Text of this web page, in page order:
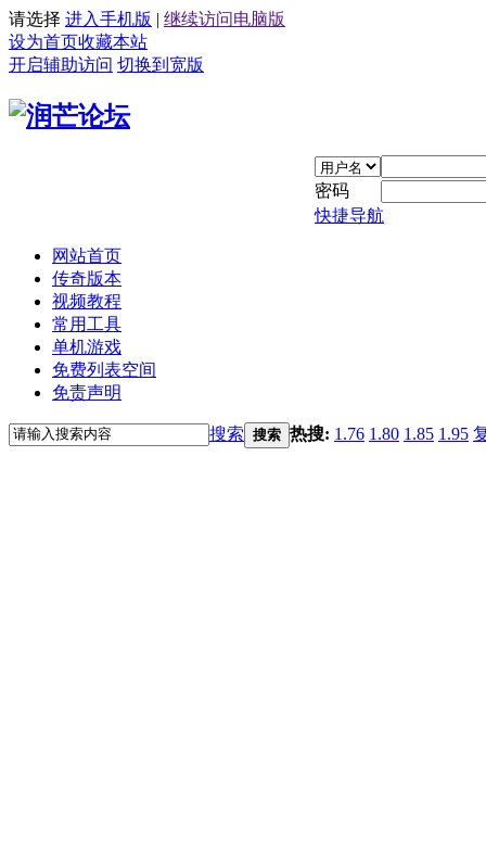
请选择 进入手机版 | 继续访问电脑版
设为首页收藏本站
开启辅助访问 切换到宽版
密码
快捷导航
网站首页
传奇版本
视频教程
常用工具
单机游戏
免费列表空间
免责声明
搜索 搜索 热搜: 1.76 1.80 1.85 1.95